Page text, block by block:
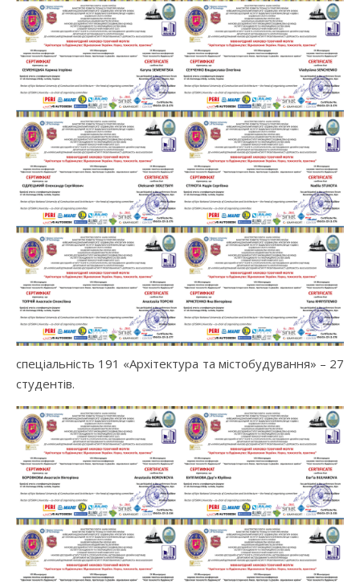
спеціальність 191 «Архітектура та містобудування» – 27
студентів.